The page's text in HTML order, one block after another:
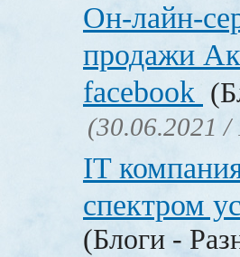
Он-лайн-
продажи
facebook
(30.06.2021 /
IT
спектром
(Блоги -